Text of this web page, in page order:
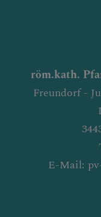
röm.kath.
Freundorf -
E-Mail: